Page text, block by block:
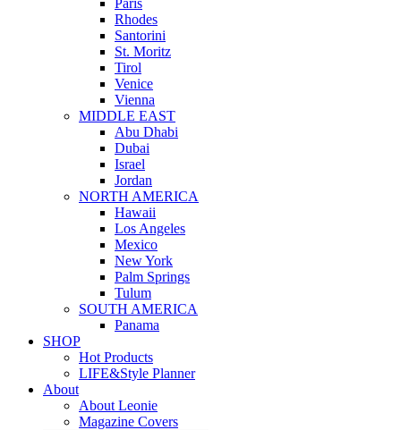
Paris
Rhodes
Santorini
St. Moritz
Tirol
Venice
Vienna
MIDDLE EAST
Abu Dhabi
Dubai
Israel
Jordan
NORTH AMERICA
Hawaii
Los Angeles
Mexico
New York
Palm Springs
Tulum
SOUTH AMERICA
Panama
SHOP
Hot Products
LIFE&Style Planner
About
About Leonie
Magazine Covers